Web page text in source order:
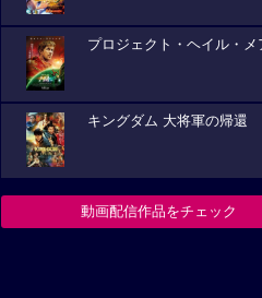
プロジェクト・ヘイル・メ
キングダム 大将軍の帰還
動画配信作品をチェック